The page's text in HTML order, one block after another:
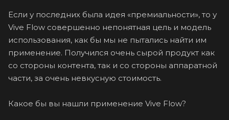
Если у последних была идея «премиальности», то у
Vive Flow совершенно непонятная цель и модель
использования, как бы мы не пытались найти им
применение. Получился очень сырой продукт как
со стороны контента, так и со стороны аппаратной
части, за очень невкусную стоимость.
Какое бы вы нашли применение Vive Flow?